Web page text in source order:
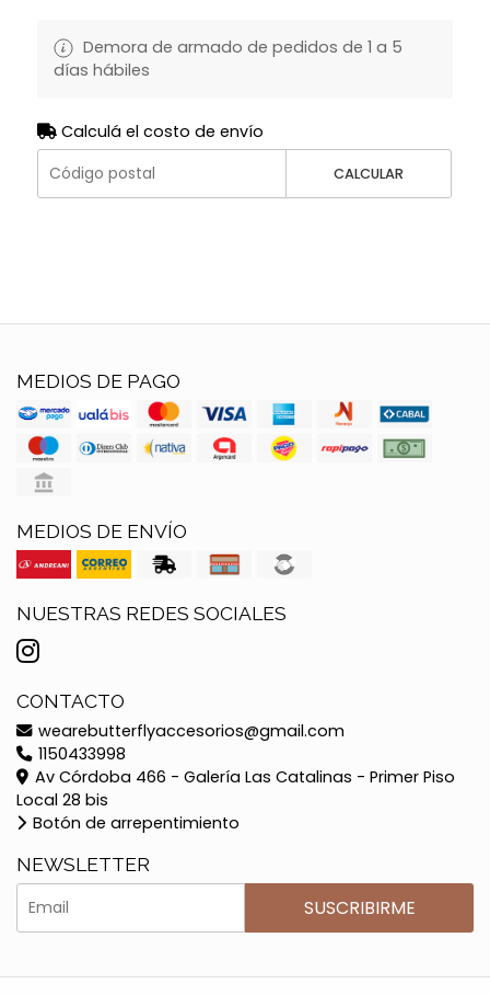
Demora de armado de pedidos de 1 a 5
días hábiles
Calculá el costo de envío
CALCULAR
MEDIOS DE PAGO
MEDIOS DE ENVÍO
NUESTRAS REDES SOCIALES
CONTACTO
wearebutterflyaccesorios@gmail.com
1150433998
Av Córdoba 466 - Galería Las Catalinas - Primer Piso
Local 28 bis
Botón de arrepentimiento
NEWSLETTER
SUSCRIBIRME